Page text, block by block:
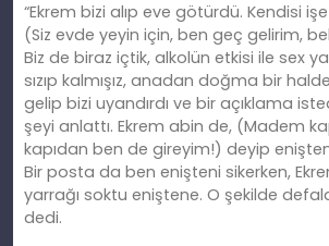
“Ekrem bizi alıp eve götürdü. Kendisi
(Siz evde yeyin için, ben geç gelirim,
Biz de biraz içtik, alkolün etkisi ile sex
sızıp kalmışız, anadan doğma bir
gelip bizi uyandırdı ve bir açıklama
şeyi anlattı. Ekrem abin de, (Madem
kapıdan ben de gireyim!) deyip
Bir posta da ben enişteni sikerken,
yarrağı soktu eniştene. O şekilde
dedi.